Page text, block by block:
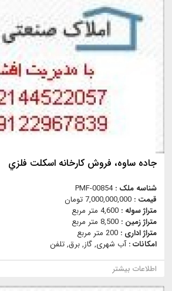
جاده ساوه، فروش كارخانه اسكلت فلزي
شناسه ملک :PMF-00854
قیمت : 7,000,000,000 تومان
متراژ سوله : 4,600 متر مربع
متراژ زمین : 8,500 متر مربع
متراژ اداری : 200 متر مربع
امکانات :آب شهری, گاز, برق, تلفن
اطلاعات بیشتر